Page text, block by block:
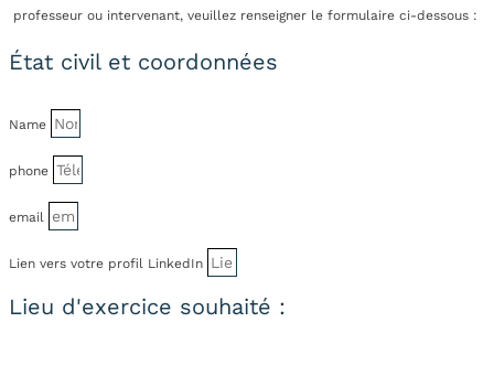
professeur ou intervenant, veuillez renseigner le formulaire ci-dessous :
État civil et coordonnées
Name
phone
email
Lien vers votre profil LinkedIn
Lieu d'exercice souhaité :